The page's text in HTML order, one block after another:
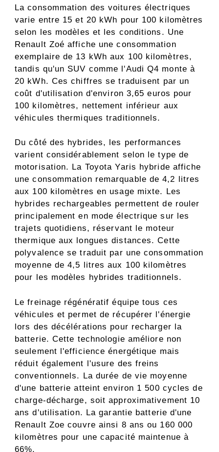
La consommation des voitures électriques
varie entre 15 et 20 kWh pour 100 kilomètres
selon les modèles et les conditions. Une
Renault Zoé affiche une consommation
exemplaire de 13 kWh aux 100 kilomètres,
tandis qu'un SUV comme l'Audi Q4 monte à
20 kWh. Ces chiffres se traduisent par un
coût d'utilisation d'environ 3,65 euros pour
100 kilomètres, nettement inférieur aux
véhicules thermiques traditionnels.
Du côté des hybrides, les performances
varient considérablement selon le type de
motorisation. La Toyota Yaris hybride affiche
une consommation remarquable de 4,2 litres
aux 100 kilomètres en usage mixte. Les
hybrides rechargeables permettent de rouler
principalement en mode électrique sur les
trajets quotidiens, réservant le moteur
thermique aux longues distances. Cette
polyvalence se traduit par une consommation
moyenne de 4,5 litres aux 100 kilomètres
pour les modèles hybrides traditionnels.
Le freinage régénératif équipe tous ces
véhicules et permet de récupérer l'énergie
lors des décélérations pour recharger la
batterie. Cette technologie améliore non
seulement l'efficience énergétique mais
réduit également l'usure des freins
conventionnels. La durée de vie moyenne
d'une batterie atteint environ 1 500 cycles de
charge-décharge, soit approximativement 10
ans d'utilisation. La garantie batterie d'une
Renault Zoe couvre ainsi 8 ans ou 160 000
kilomètres pour une capacité maintenue à
66%.